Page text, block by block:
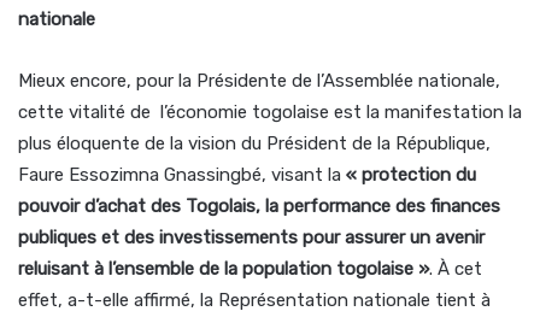
nationale
Mieux encore, pour la Présidente de l’Assemblée nationale,
cette vitalité de l’économie togolaise est la manifestation la
plus éloquente de la vision du Président de la République,
Faure Essozimna Gnassingbé, visant la « protection du
pouvoir d’achat des Togolais, la performance des finances
publiques et des investissements pour assurer un avenir
reluisant à l’ensemble de la population togolaise ». À cet
effet, a-t-elle affirmé, la Représentation nationale tient à